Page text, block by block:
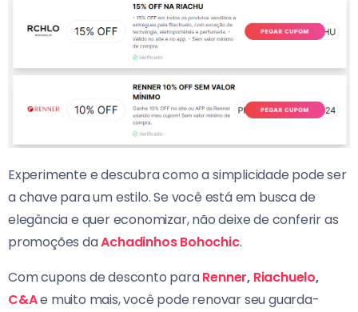
Experimente e descubra como a simplicidade pode ser
a chave para um estilo. Se você está em busca de
elegância e quer economizar, não deixe de conferir as
promoções daAchadinhos Bohochic.
Com cupons de desconto paraRenner, Riachuelo,
C&Ae muito mais, você pode renovar seu guarda-